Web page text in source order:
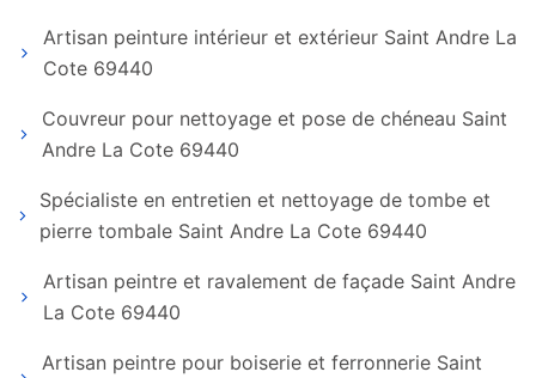
Artisan peinture intérieur et extérieur Saint Andre La
Cote 69440
Couvreur pour nettoyage et pose de chéneau Saint
Andre La Cote 69440
Spécialiste en entretien et nettoyage de tombe et
pierre tombale Saint Andre La Cote 69440
Artisan peintre et ravalement de façade Saint Andre
La Cote 69440
Artisan peintre pour boiserie et ferronnerie Saint